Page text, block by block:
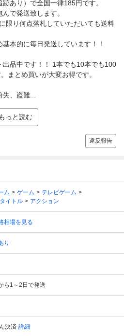
あり）で全国一律185円です。
で発送致します。
限り何点落札していただいても送料
本的に毎日発送しています！！
品中です！！ 1本でも10本でも100
まとめ買いが大変お得です。
、盗難...
もっと読む
違反報告
ム ゲーム
テレビゲーム
タイトル アクション
相場を見る
り
ら1～2日で発送
決済 詳細